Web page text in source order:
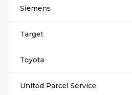
Siemens
Target
Toyota
United Parcel Service